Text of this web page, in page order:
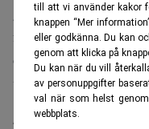
till att vi använder kakor
knappen “Mer
eller godkänna. Du kan
genom att klicka på
Du kan när du vill
av personuppgifter
val när som helst
webbplats.
grupper i Asien.
fokusera på att köpa
och sedan hjälpa dem
verksamhet, enligt
Läs mer från Realtid -